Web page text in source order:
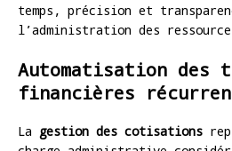
temps, précision et
l’administration des
Automatisation des
financières
La gestion des cotisations